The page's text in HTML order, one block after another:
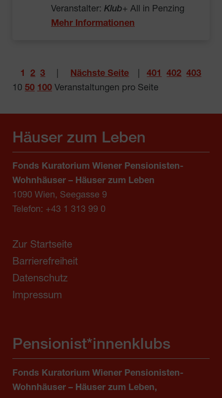
Veranstalter: Klub+ All in Penzing
Mehr Informationen
1 2 3 Nächste Seite 401 402 403
10 50 100 Veranstaltungen pro Seite
Häuser zum Leben
Fonds Kuratorium Wiener Pensionisten-
Wohnhäuser – Häuser zum Leben
1090 Wien, Seegasse 9
Telefon: +43 1 313 99 0
Zur Startseite
Barrierefreiheit
Datenschutz
Impressum
Pensionist*innenklubs
Fonds Kuratorium Wiener Pensionisten-
Wohnhäuser – Häuser zum Leben,